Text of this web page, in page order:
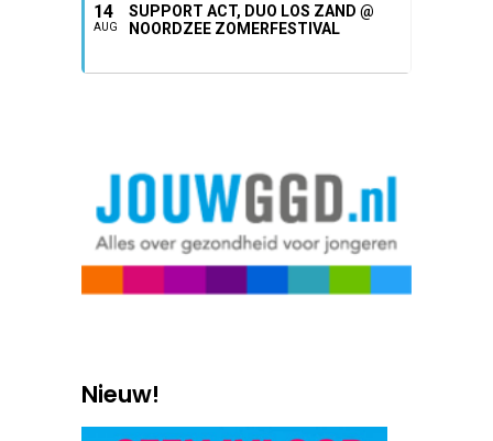
14
AUG
SUPPORT ACT, DUO LOS ZAND @
NOORDZEE ZOMERFESTIVAL
Nieuw!